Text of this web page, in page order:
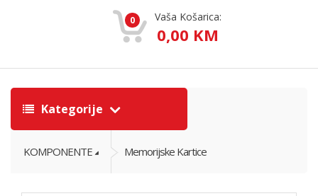
0 Vaša Košarica:
0,00 KM
Kategorije
KOMPONENTE Memorijske Kartice